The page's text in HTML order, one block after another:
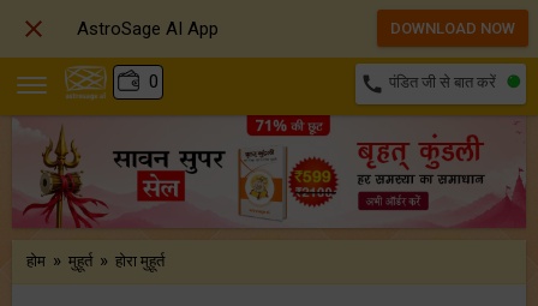
0 call पंडित जी से बात करें
होम » मुहूर्त » होरा मुहूर्त
 AstroSage AI App DOWNLOAD NOW